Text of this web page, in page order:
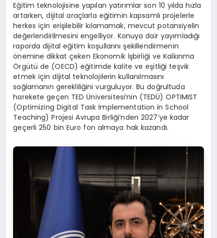
Eğitim teknolojisine yapılan yatırımlar son 10 yılda hızla
artarken, dijital araçlarla eğitimin kapsamlı projelerle
herkes için erişilebilir kılamamak, mevcut potansiyelin
değerlendirilmesini engelliyor. Konuya dair yayımladığı
raporda dijital eğitim koşullarını şekillendirmenin
önemine dikkat çeken Ekonomik İşbirliği ve Kalkınma
Örgütü de (OECD) eğitimde kalite ve eşitliği teşvik
etmek için dijital teknolojilerin kullanılmasını
sağlamanın gerekliliğini vurguluyor. Bu doğrultuda
harekete geçen TED Üniversitesi’nin (TEDÜ) OPTIMIST
(Optimizing Digital Task Implementation in School
Teaching) Projesi Avrupa Birliği’nden 2027’ye kadar
geçerli 250 bin Euro fon almaya hak kazandı.